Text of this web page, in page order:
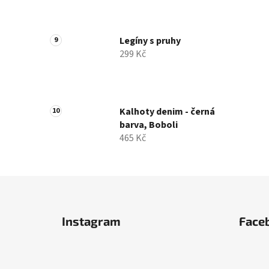
Legíny s pruhy
299 Kč
Kalhoty denim - černá
barva, Boboli
465 Kč
Instagram